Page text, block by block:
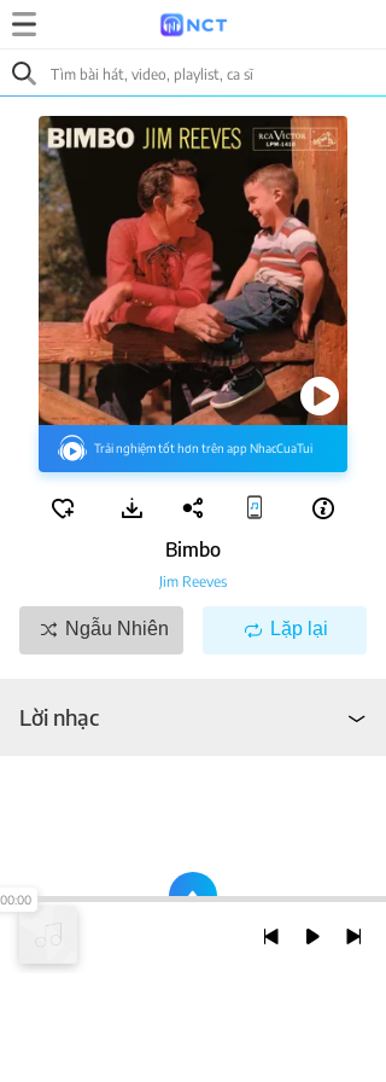
Trải nghiệm tốt hơn trên app NhacCuaTui
Bimbo
Jim Reeves
Ngẫu Nhiên Lặp lại
Lời nhạc
00:00